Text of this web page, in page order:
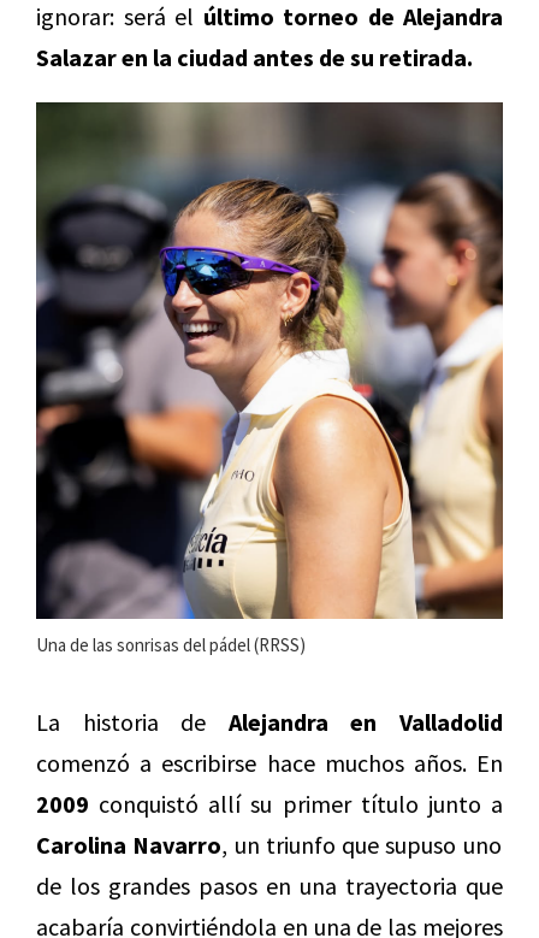
ignorar: será el último torneo de Alejandra
Salazar en la ciudad antes de su retirada.
Una de las sonrisas del pádel (RRSS)
La historia de Alejandra en Valladolid
comenzó a escribirse hace muchos años. En
2009 conquistó allí su primer título junto a
Carolina Navarro, un triunfo que supuso uno
de los grandes pasos en una trayectoria que
acabaría convirtiéndola en una de las mejores